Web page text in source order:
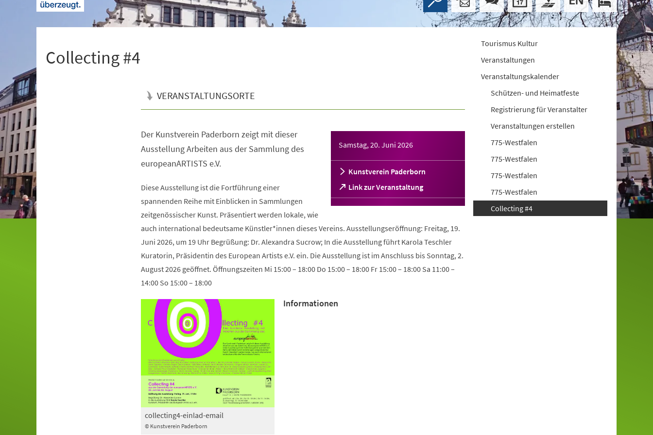
Collecting #4
VERANSTALTUNGSORTE
Samstag, 20. Juni 2026
Kunstverein Paderborn
Link zur Veranstaltung
(Öffnet
in
einem
Tab)
Der Kunstverein Paderborn zeigt mit dieser
Ausstellung Arbeiten aus der Sammlung des
europeanARTISTS e.V.
Diese Ausstellung ist die Fortführung einer
spannenden Reihe mit Einblicken in Sammlungen
zeitgenössischer Kunst. Präsentiert werden lokale, wie
auch international bedeutsame Künstler*innen dieses Vereins. Ausstellungseröffnung: Freitag, 19.
Juni 2026, um 19 Uhr Begrüßung: Dr. Alexandra Sucrow; In die Ausstellung führt Karola Teschler
Kuratorin, Präsidentin des European Artists e.V. ein. Die Ausstellung ist im Anschluss bis Sonntag, 2.
August 2026 geöffnet. Öffnungszeiten Mi 15:00 – 18:00 Do 15:00 – 18:00 Fr 15:00 – 18:00 Sa 11:00 –
14:00 So 15:00 – 18:00
© Kunstverein Paderborn
collecting4-einlad-email
Informationen
Tourismus Kultur
Veranstaltungen
Veranstaltungskalender
Schützen- und Heimatfeste
Registrierung für Veranstalter
Veranstaltungen erstellen
775-Westfalen
775-Westfalen
775-Westfalen
775-Westfalen
Collecting #4